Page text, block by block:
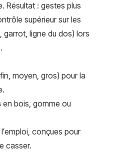
Résultat : gestes plus
supérieur sur les
, garrot, ligne du dos) lors
moyen, gros) pour la
en bois, gomme ou
conçues pour
casser.